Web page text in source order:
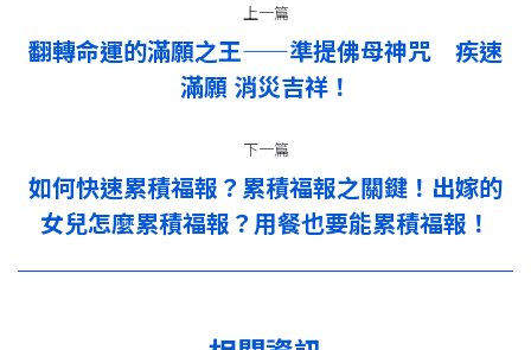
章
上一篇
一
翻轉命運的滿願之王——準提佛母神咒 疾速
滿願 消災吉祥！
下一篇
下
一
篇：
如何快速累積福報？累積福報之關鍵！出嫁的
女兒怎麼累積福報？用餐也要能累積福報！